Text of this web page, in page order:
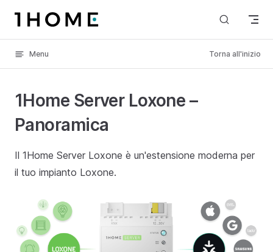
Skip to content
Menu Torna all'inizio
1Home Server Loxone –
Panoramica
Il 1Home Server Loxone è un'estensione moderna per
il tuo impianto Loxone.